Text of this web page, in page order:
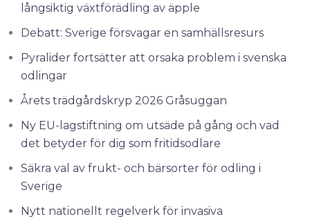
långsiktig växtförädling av äpple
Debatt: Sverige försvagar en samhällsresurs
Pyralider fortsätter att orsaka problem i svenska
odlingar
Årets trädgårdskryp 2026 Gråsuggan
Ny EU-lagstiftning om utsäde på gång och vad
det betyder för dig som fritidsodlare
Säkra val av frukt- och bärsorter för odling i
Sverige
Nytt nationellt regelverk för invasiva